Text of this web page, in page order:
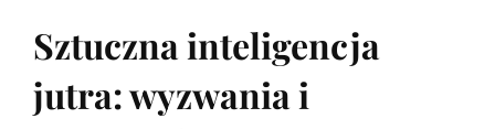
E
G
R
i
Sztuczna inteligencja
jutra: wyzwania i